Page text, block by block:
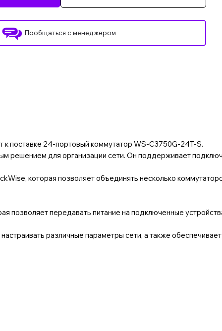
Пообщаться с менеджером
поставке 24-портовый коммутатор WS-C3750G-24T-S.
решением для организации сети. Он поддерживает
которая позволяет объединять несколько
передавать питание на подключенные
различные параметры сети, а также